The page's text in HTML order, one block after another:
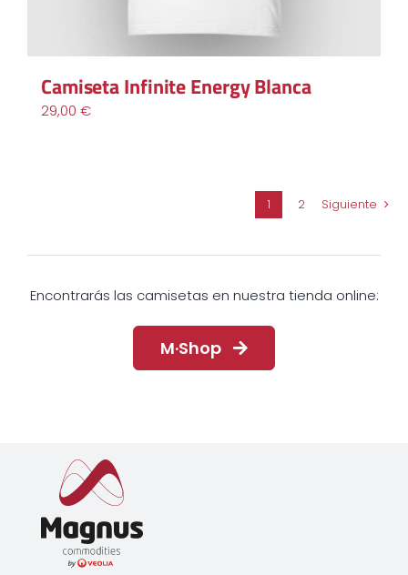
Camiseta Infinite Energy Blanca
29,00 €
1 2 Siguiente
Encontrarás las camisetas en nuestra tienda online:
M·Shop